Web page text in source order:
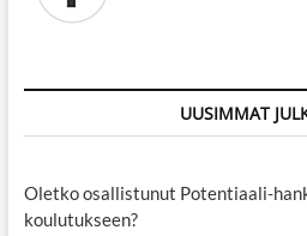
UUSIMMAT
Oletko osallistunut Potentiaali-
koulutukseen?